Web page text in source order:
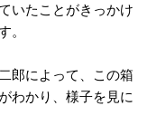
いたことがきっかけ
。
郎によって、この箱
わかり、様子を見に